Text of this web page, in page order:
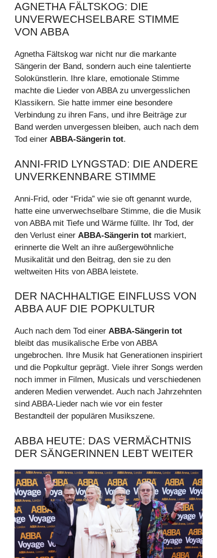
AGNETHA FÄLTSKOG: DIE
UNVERWECHSELBARE STIMME
VON ABBA
Agnetha Fältskog war nicht nur die markante
Sängerin der Band, sondern auch eine talentierte
Solokünstlerin. Ihre klare, emotionale Stimme
machte die Lieder von ABBA zu unvergesslichen
Klassikern. Sie hatte immer eine besondere
Verbindung zu ihren Fans, und ihre Beiträge zur
Band werden unvergessen bleiben, auch nach dem
Tod einer ABBA-Sängerin tot.
ANNI-FRID LYNGSTAD: DIE ANDERE
UNVERKENNBARE STIMME
Anni-Frid, oder “Frida” wie sie oft genannt wurde,
hatte eine unverwechselbare Stimme, die die Musik
von ABBA mit Tiefe und Wärme füllte. Ihr Tod, der
den Verlust einer ABBA-Sängerin tot markiert,
erinnerte die Welt an ihre außergewöhnliche
Musikalität und den Beitrag, den sie zu den
weltweiten Hits von ABBA leistete.
DER NACHHALTIGE EINFLUSS VON
ABBA AUF DIE POPKULTUR
Auch nach dem Tod einer ABBA-Sängerin tot
bleibt das musikalische Erbe von ABBA
ungebrochen. Ihre Musik hat Generationen inspiriert
und die Popkultur geprägt. Viele ihrer Songs werden
noch immer in Filmen, Musicals und verschiedenen
anderen Medien verwendet. Auch nach Jahrzehnten
sind ABBA-Lieder nach wie vor ein fester
Bestandteil der populären Musikszene.
ABBA HEUTE: DAS VERMÄCHTNIS
DER SÄNGERINNEN LEBT WEITER